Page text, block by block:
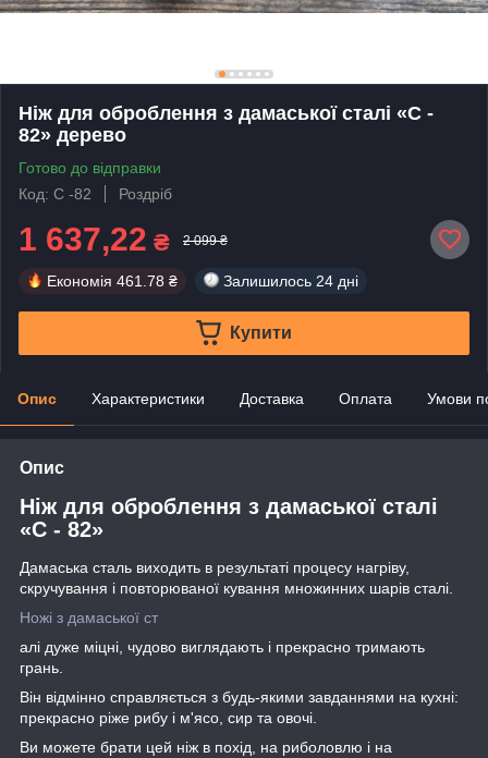
Ніж для оброблення з дамаської сталі «С -
82» дерево
Готово до відправки
Код: С -82
Роздріб
1 637,22 ₴ 2 099 ₴
Економія 461.78 ₴ Залишилось 24 дні
Купити
Опис Характеристики Доставка Оплата Умови
Опис
Ніж для оброблення з дамаської сталі
«С - 82»
Дамаська сталь виходить в результаті процесу нагріву,
скручування і повторюваної кування множинних шарів сталі.
Ножі з дамаської ст
алі дуже міцні, чудово виглядають і прекрасно тримають
грань.
Він відмінно справляється з будь-якими завданнями на кухні:
прекрасно ріже рибу і м'ясо, сир та овочі.
Ви можете брати цей ніж в похід, на риболовлю і на